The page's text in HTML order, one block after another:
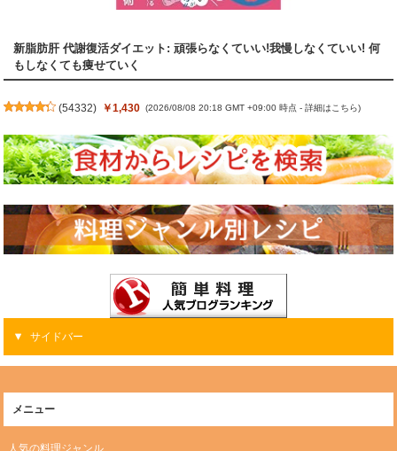
新脂肪肝 代謝復活ダイエット: 頑張らなくていい!我慢しなくていい! 何
もしなくても痩せていく
(54332) ￥1,430 (2026/08/08 20:18 GMT +09:00 時点 -詳細はこちら)
サイドバー
メニュー
人気の料理ジャンル